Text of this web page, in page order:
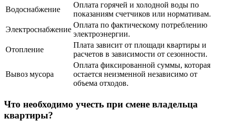
Водоснабжение
Оплата горячей и холодной воды по
показаниям счетчиков или нормативам.
Электроснабжение
Оплата по фактическому потреблению
электроэнергии.
Отопление
Плата зависит от площади квартиры и
расчетов в зависимости от сезонности.
Вывоз мусора
Оплата фиксированной суммы, которая
остается неизменной независимо от
объема отходов.
Что необходимо учесть при смене владельца
квартиры?